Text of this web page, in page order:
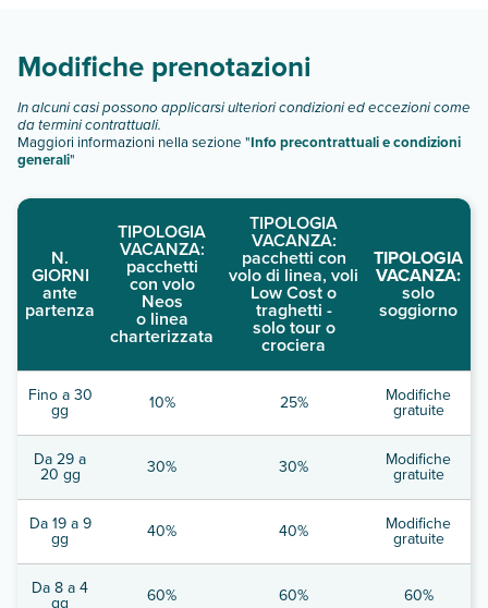
Modifiche prenotazioni
In alcuni casi possono applicarsi ulteriori condizioni ed eccezioni come
da termini contrattuali.
Maggiori informazioni nella sezione "Info precontrattuali e condizioni
generali"
N.
GIORNI
ante
partenza
TIPOLOGIA
VACANZA:
pacchetti
con volo
Neos
o linea
charterizzata
TIPOLOGIA
VACANZA:
pacchetti con
volo di linea, voli
Low Cost o
traghetti -
solo tour o
crociera
TIPOLOGIA
VACANZA:
solo
soggiorno
Fino a 30
gg 10% 25% Modifiche
gratuite
Da 29 a
20 gg 30% 30% Modifiche
gratuite
Da 19 a 9
gg 40% 40% Modifiche
gratuite
Da 8 a 4
gg 60% 60% 60%